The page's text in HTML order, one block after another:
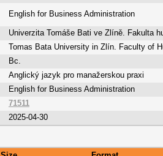
English for Business Administration
Univerzita Tomáše Bati ve Zlíně. Fakulta
Tomas Bata University in Zlín. Faculty of
Bc.
Anglický jazyk pro manažerskou praxi
English for Business Administration
71511
2025-04-30